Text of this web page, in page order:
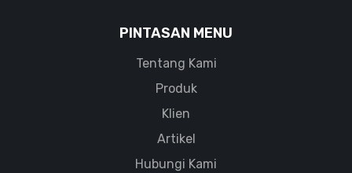
PINTASAN MENU
Tentang Kami
Produk
Klien
Artikel
Hubungi Kami